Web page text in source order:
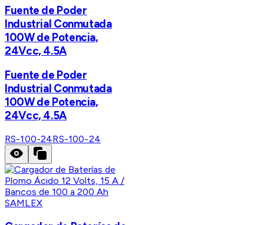
Fuente de Poder
Industrial Conmutada
100W de Potencia,
24Vcc, 4.5A
Fuente de Poder
Industrial Conmutada
100W de Potencia,
24Vcc, 4.5A
RS-100-24RS-100-24
SAMLEX